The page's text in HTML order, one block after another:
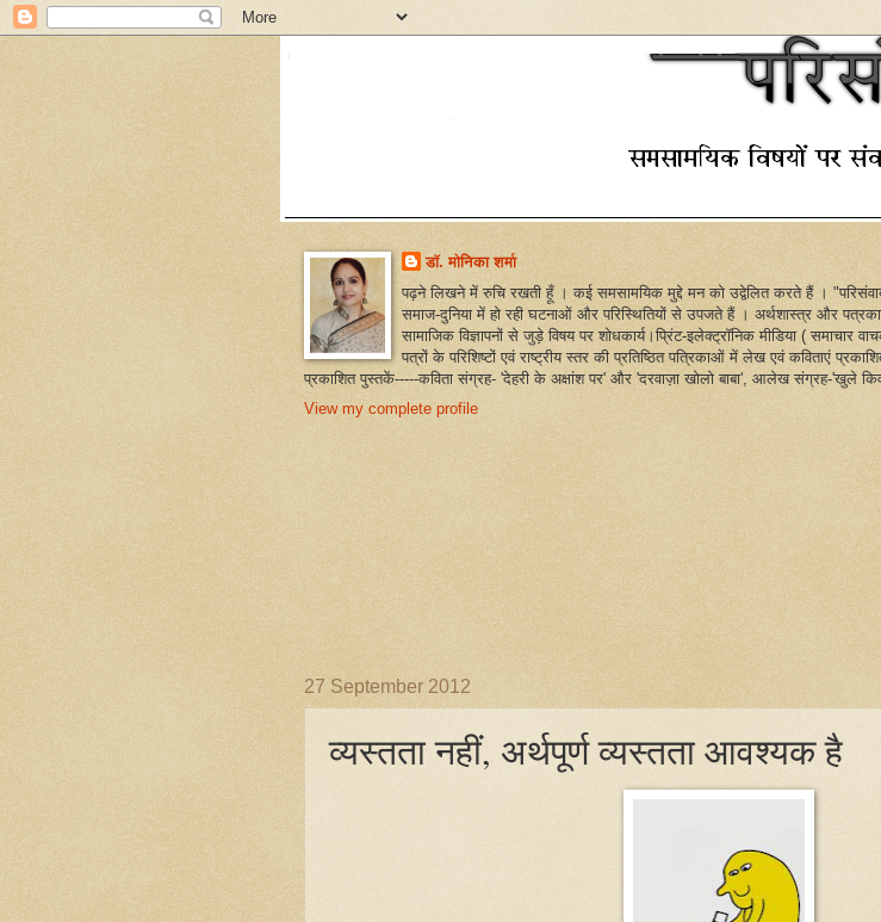
डॉ. मोनिका शर्मा
पढ़ने लिखने में रुचि रखती हूँ । कई समसामयिक मुद्दे मन को उद्वेलित करते हैं ।
समाज-दुनिया में हो रही घटनाओं और परिस्थितियों से उपजते हैं । अर्थशास्त्र और
सामाजिक विज्ञापनों से जुड़े विषय पर शोधकार्य।प्रिंट-इलेक्ट्रॉनिक मीडिया ( समाचार
पत्रों के परिशिष्टों एवं राष्ट्रीय स्तर की प्रतिष्ठित पत्रिकाओं में लेख एवं कविताएं
प्रकाशित पुस्तकें-----कविता संग्रह- 'देहरी के अक्षांश पर' और 'दरवाज़ा खोलो बाबा', आलेख संग्रह-'खुले
View my complete profile
27 September 2012
व्यस्तता नहीं, अर्थपूर्ण व्यस्तता आवश्यक है